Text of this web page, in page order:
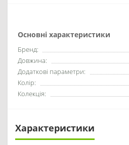
Основні характеристики
Бренд:
Довжина:
Додаткові параметри:
Колір:
Колекція:
Характеристики